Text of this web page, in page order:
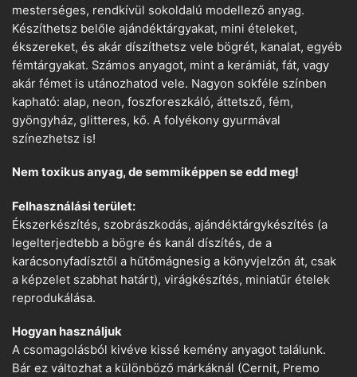
mesterséges, rendkívül sokoldalú modellező anyag.
Készíthetsz belőle ajándéktárgyakat, mini ételeket,
ékszereket, és akár díszíthetsz vele bögrét, kanalat, egyéb
fémtárgyakat. Számos anyagot, mint a kerámiát, fát, vagy
akár fémet is utánozhatod vele. Nagyon sokféle színben
kapható: alap, neon, foszforeszkáló, áttetsző, fém,
gyöngyház, glitteres, kő. A folyékony gyurmával
színezhetsz is!
Nem toxikus anyag, de semmiképpen se edd meg!
Felhasználási terület:
Ékszerkészítés, szobrászkodás, ajándéktárgykészítés (a
legelterjedtebb a bögre és kanál díszítés, de a
karácsonyfadísztől a hűtőmágnesig a könyvjelzőn át, csak
a képzelet szabhat határt), virágkészítés, miniatűr ételek
reprodukálása.
Hogyan használjuk
A csomagolásból kivéve kissé kemény anyagot találunk.
Bár ez változhat a különböző márkáknál (Cernit, Premo